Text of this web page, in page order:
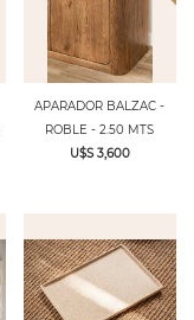
APARADOR BALZAC -
ROBLE - 2.50 MTS
U$S 3,600